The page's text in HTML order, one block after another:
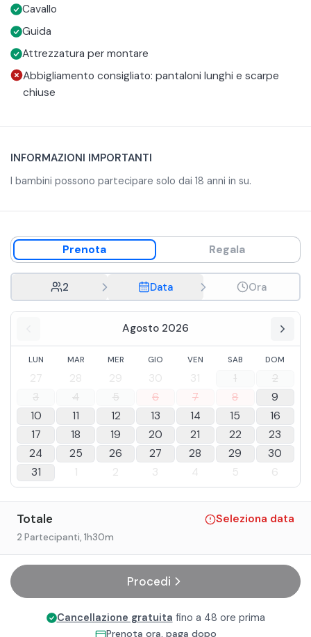
abbigliamento adatto con pantaloni lunghi e scarpe
chiuse.
Cavallo
Guida
Attrezzatura per montare
Abbigliamento consigliato: pantaloni lunghi e scarpe
chiuse
INFORMAZIONI IMPORTANTI
I bambini possono partecipare solo dai 18 anni in su.
Prenota Regala
2 Data Ora
Agosto 2026
LUN MAR MER GIO VEN SAB DOM
27 28 29 30 31 1
2
3
4 5 6 7 8
9
10
11 12 13 14 15
16
17
18 19 20 21 22
23
24
25 26 27 28 29
30
31
1 2 3 4 5 6
Totale Seleziona data
2 Partecipanti, 1h30m
Procedi
Cancellazione gratuita fino a 48 ore prima
Prenota ora, paga dopo